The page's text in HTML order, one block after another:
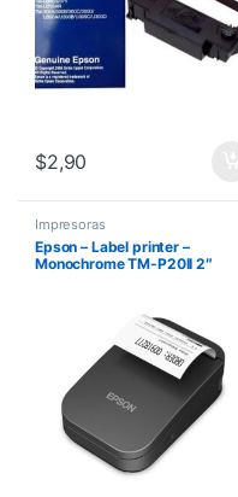
$2,90
Impresoras
Epson – Label printer –
Monochrome TM-P20II 2″